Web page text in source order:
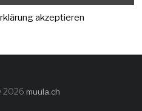
akzeptieren
2026 muula.ch